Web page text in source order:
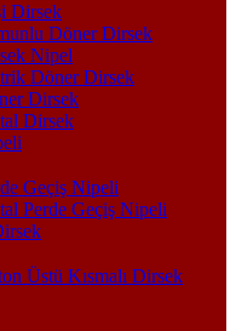
Dirsek
Döner Dirsek
Nipel
Döner Dirsek
Dirsek
Dirsek
Geçiş Nipeli
Perde Geçiş Nipeli
Üstü Kısmalı Dirsek